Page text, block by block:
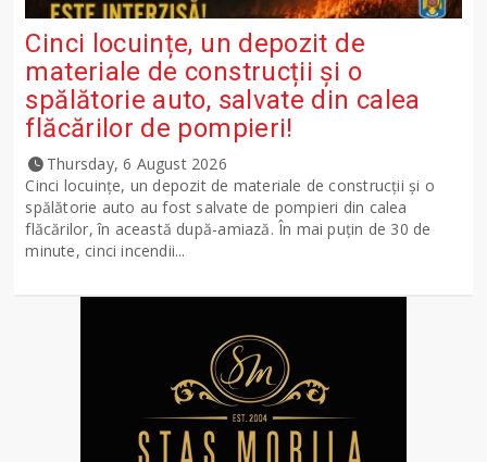
Cinci locuințe, un depozit de
materiale de construcții și o
spălătorie auto, salvate din calea
flăcărilor de pompieri!
Thursday, 6 August 2026
Cinci locuințe, un depozit de materiale de construcții și o
spălătorie auto au fost salvate de pompieri din calea
flăcărilor, în această după-amiază. În mai puțin de 30 de
minute, cinci incendii...